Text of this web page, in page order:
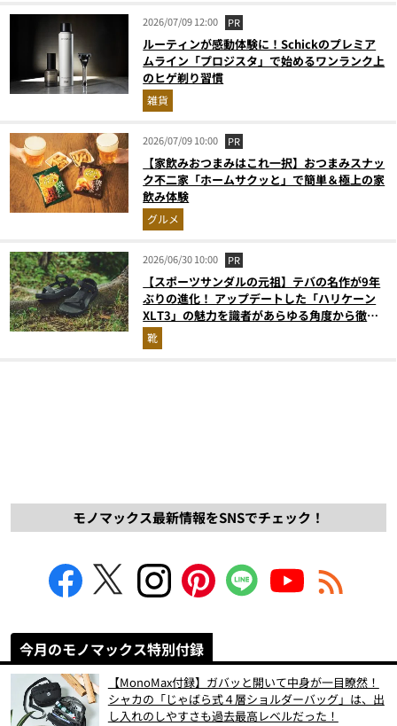
2026/07/09 12:00 PR
ルーティンが感動体験に！Schickのプレミア
ムライン「プロジスタ」で始めるワンランク上
のヒゲ剃り習慣
雑貨
2026/07/09 10:00 PR
【家飲みおつまみはこれ一択】おつまみスナッ
ク不二家「ホームサクッと」で簡単＆極上の家
飲み体験
グルメ
2026/06/30 10:00 PR
【スポーツサンダルの元祖】テバの名作が9年
ぶりの進化！ アップデートした「ハリケーン
XLT3」の魅力を識者があらゆる角度から徹底
解説！
靴
モノマックス最新情報をSNSでチェック！
今月のモノマックス特別付録
【MonoMax付録】ガバッと開いて中身が一目瞭然！
シャカの「じゃばら式４層ショルダーバッグ」は、出
し入れのしやすさも過去最高レベルだった！